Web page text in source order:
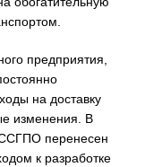
предприятия,
на доставку
изменения. В
ССГПО перенесен
к разработке